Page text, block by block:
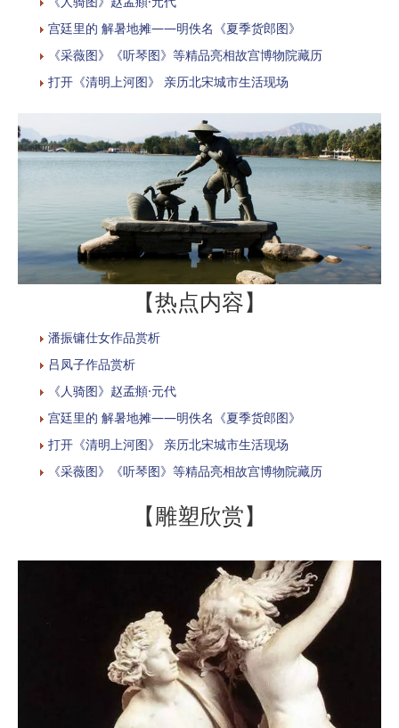
宫廷里的 解暑地摊——明佚名《夏季货郎图》
《采薇图》《听琴图》等精品亮相故宫博物院藏历
打开《清明上河图》 亲历北宋城市生活现场
【热点内容】
潘振镛仕女作品赏析
吕凤子作品赏析
《人骑图》赵孟頫·元代
宫廷里的 解暑地摊——明佚名《夏季货郎图》
打开《清明上河图》 亲历北宋城市生活现场
《采薇图》《听琴图》等精品亮相故宫博物院藏历
【雕塑欣赏】